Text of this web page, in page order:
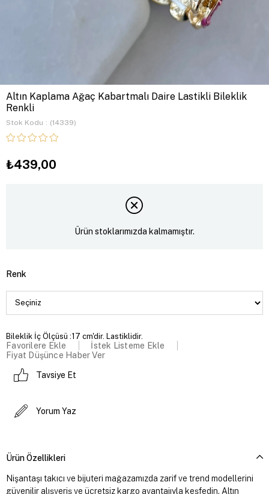
Altın Kaplama Ağaç Kabartmalı Daire Lastikli Bileklik
Renkli
Stok Kodu (14339)
₺439,00
Ürün stoklarımızda kalmamıştır.
Renk
Bileklik İç Ölçüsü :17 cm'dir. Lastiklidir.
Favorilere Ekle
İstek Listeme Ekle
Fiyat Düşünce Haber Ver
Tavsiye Et
Yorum Yaz
Ürün Özellikleri
Nişantaşı takıcı ve bijuteri mağazamızda zarif ve trend modellerini
güvenilir alışveriş ve ücretsiz kargo avantajıyla keşfedin. Altın